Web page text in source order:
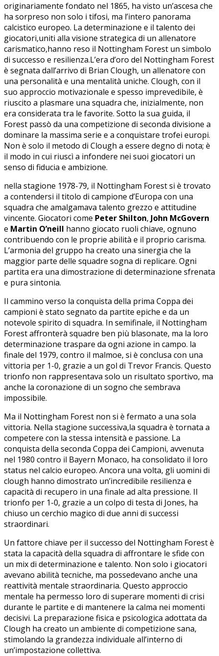
‍originariamente fondato nel 1865,⁣ ha visto un’ascesa che
ha‍ sorpreso non solo i tifosi, ma l’intero panorama
calcistico europeo. La determinazione⁣ e il talento‌ dei
giocatori,uniti​ alla​ visione strategica di ⁣un allenatore
carismatico,hanno⁤ reso il⁤ Nottingham Forest un simbolo⁣
di⁢ successo​ e resilienza.L’era d’oro del Nottingham Forest
⁤è segnata dall’arrivo di ⁣Brian Clough, un allenatore con
una ⁣personalità⁢ e una mentalità uniche. Clough, con il‌
suo approccio ⁤motivazionale e spesso imprevedibile, è
riuscito a ⁤plasmare ⁤una squadra che, inizialmente, non
era considerata tra le favorite. Sotto la‌ sua guida, ‍il
⁤Forest passò da una ‌competizione di seconda divisione a
⁢dominare ‌la ⁣massima serie e a conquistare trofei⁣ europi.
Non è solo ‍il metodo di‍ Clough a essere degno di⁤ nota; è
il modo⁢ in cui riuscì a infondere nei suoi giocatori un⁣
senso di⁢ fiducia e ambizione.
nella ‌stagione 1978-79, il Nottingham Forest si è trovato
a ‌contendersi il titolo di campione d’Europa con una
⁣squadra che⁣ amalgamava talento grezzo e attitudine
vincente. Giocatori come Peter Shilton, John​ McGovern
e‍ Martin O’neill hanno giocato ruoli ⁢chiave,‌ ognuno
contribuendo con le proprie abilità e il ⁢proprio carisma.​
L’armonia del gruppo‌ ha ‌creato ⁢una⁢ sinergia che la
maggior parte delle squadre sogna di replicare. Ogni
partita era ​una dimostrazione di determinazione sfrenata
e pura sintonia.
Il cammino verso la conquista della prima Coppa dei
campioni è‌ stato segnato da partite epiche⁣ e‍ da ‌un
notevole spirito di squadra. In ‍semifinale, il Nottingham
Forest affronterà squadre⁢ ben ⁣più blasonate, ma ⁤la loro ​
determinazione traspare da⁣ ogni azione in campo. la
finale del⁤ 1979,​ contro il malmoe, ‍si è conclusa con ‍una
vittoria per 1-0, grazie a un gol di Trevor ‍Francis. ⁣Questo
trionfo non rappresentava solo un risultato sportivo, ​ma
anche la coronazione di un‍ sogno che sembrava
impossibile.
Ma il Nottingham‌ Forest non si ⁣è fermato a una‍ sola
vittoria. Nella stagione successiva,la squadra è tornata a
competere con la stessa⁣ intensità e‌ passione. La
conquista della seconda Coppa dei Campioni, ⁤avvenuta
‍nel 1980 contro il Bayern Monaco, ha consolidato il loro
status⁤ nel calcio europeo. ⁤Ancora una volta,​ gli ⁣uomini di
clough hanno dimostrato un’incredibile resilienza e
capacità di recupero in una finale⁢ ad alta pressione. ‍Il
‍trionfo per 1-0, grazie a ‍un colpo di testa di Jones, ha
chiuso un cerchio ⁤magico di due anni ⁤di successi
straordinari.
Un fattore⁣ chiave per​ il⁣ successo del Nottingham Forest è
⁢stata⁣ la capacità⁢ della ⁤squadra di‍ affrontare le sfide con
⁣un mix di determinazione e talento.⁣ Non solo i giocatori
avevano abilità tecniche, ma ‍possedevano anche una
reattività mentale straordinaria. Questo ‌approccio
mentale ha permesso loro di⁤ superare momenti di crisi
durante le partite e ​di ⁣mantenere la calma nei momenti
‌decisivi. La preparazione fisica e psicologica adottata‌ da
⁣Clough ha creato un ambiente di competizione ‌sana,
stimolando la grandezza individuale all’interno di
un’impostazione collettiva.